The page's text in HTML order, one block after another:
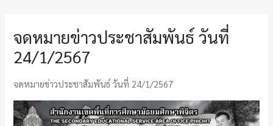
จดหมายข่าวประชาสัมพันธ์ วันที่
24/1/2567
จดหมายข่าวประชาสัมพันธ์ วันที่ 24/1/2567